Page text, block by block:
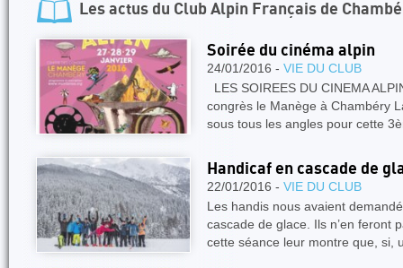
Les actus du Club Alpin Français de
Soirée du cinéma alpin
24/01/2016 - VIE DU CLUB
LES SOIREES DU CINEMA
congrès le Manège à Chambéry
sous tous les angles pour cette
Handicaf en cascade de
22/01/2016 - VIE DU CLUB
Les handis nous avaient
cascade de glace. Ils n’en feront
cette séance leur montre que, si,